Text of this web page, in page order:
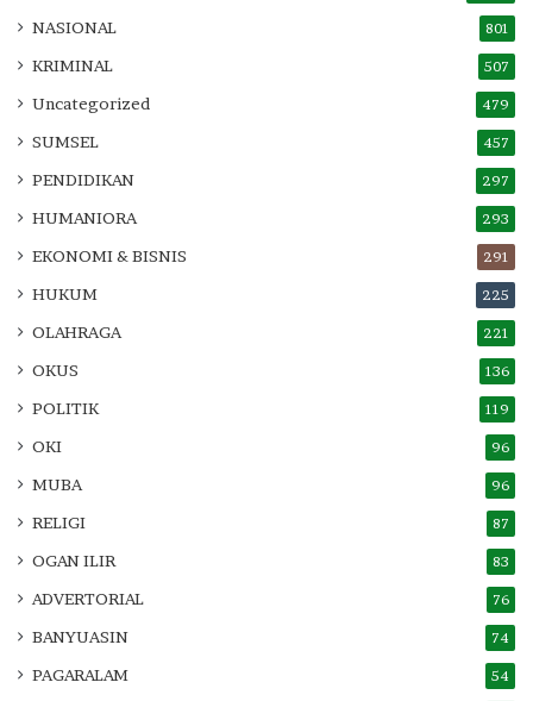
NASIONAL 801
KRIMINAL 507
Uncategorized 479
SUMSEL 457
PENDIDIKAN 297
HUMANIORA 293
EKONOMI & BISNIS 291
HUKUM 225
OLAHRAGA 221
OKUS 136
POLITIK 119
OKI 96
MUBA 96
RELIGI 87
OGAN ILIR 83
ADVERTORIAL 76
BANYUASIN 74
PAGARALAM 54